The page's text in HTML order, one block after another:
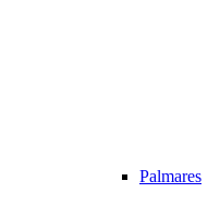
Palmares